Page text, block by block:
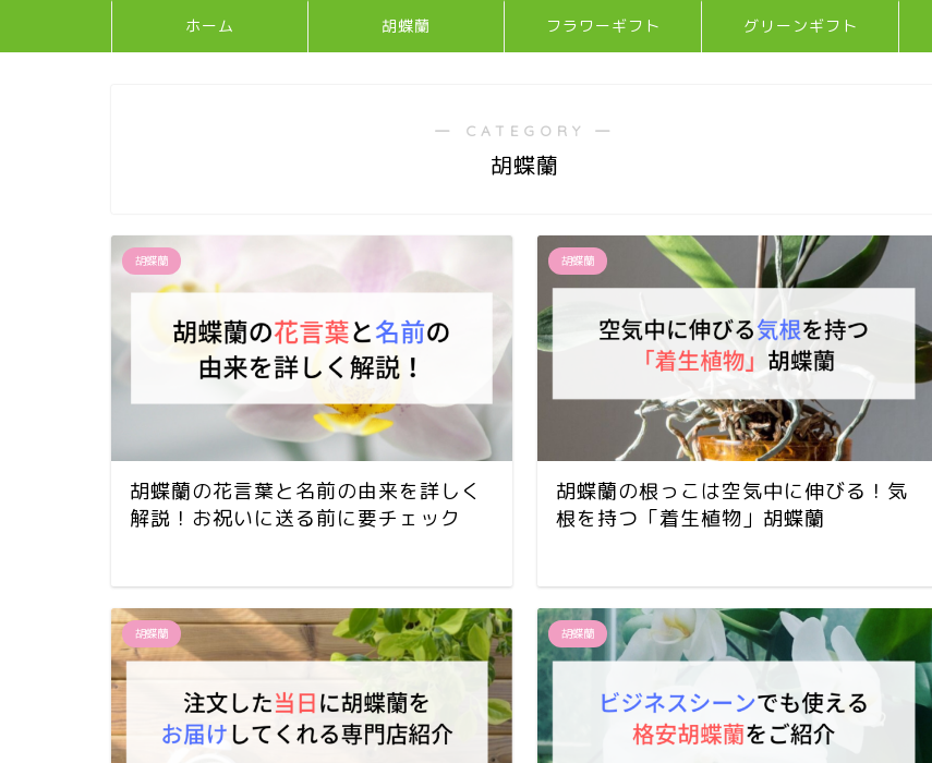
ホーム 胡蝶蘭 フラワーギフト グリーンギフト
― CATEGORY ―
胡蝶蘭
胡蝶蘭
胡蝶蘭の花言葉と名前の由来を詳しく
解説！お祝いに送る前に要チェック
胡蝶蘭
胡蝶蘭の根っこは空気中に伸びる！気
根を持つ「着生植物」胡蝶蘭
胡蝶蘭 胡蝶蘭